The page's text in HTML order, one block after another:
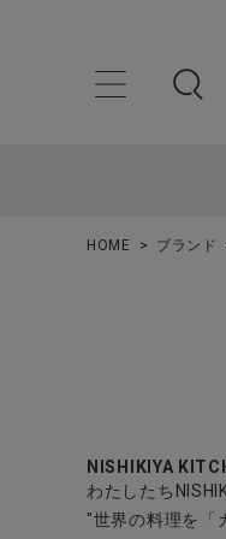
ようこそ ゲスト 様
HOME ブランド
NISHIKIYA
わたしたち
"世界の料理を「